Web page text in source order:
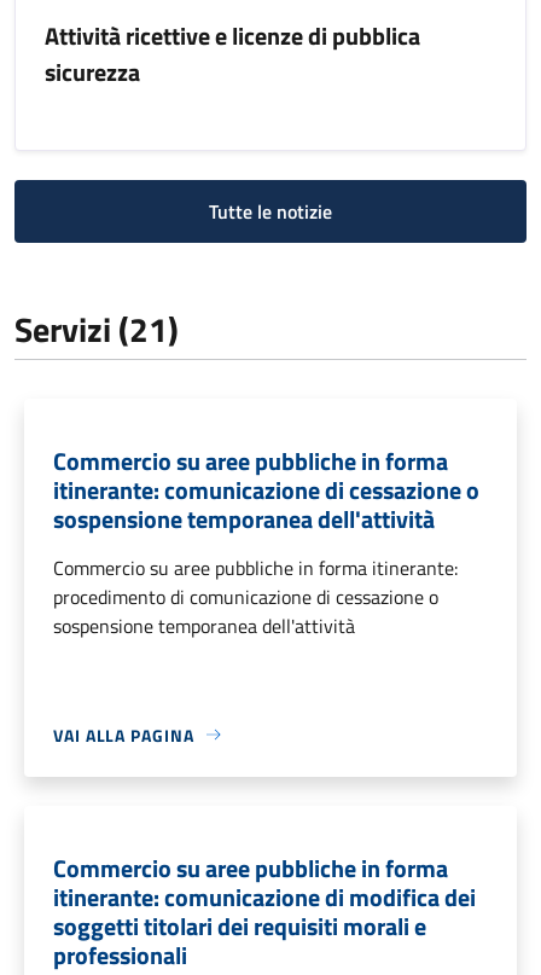
Attività ricettive e licenze di pubblica
sicurezza
Tutte le notizie
Servizi (21)
Commercio su aree pubbliche in forma
itinerante: comunicazione di cessazione o
sospensione temporanea dell'attività
Commercio su aree pubbliche in forma itinerante:
procedimento di comunicazione di cessazione o
sospensione temporanea dell'attività
VAI ALLA PAGINA
Commercio su aree pubbliche in forma
itinerante: comunicazione di modifica dei
soggetti titolari dei requisiti morali e
professionali